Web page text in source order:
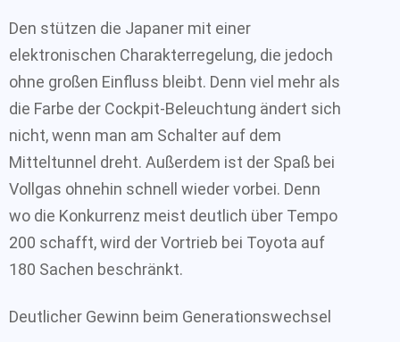
Den stützen die Japaner mit einer
elektronischen Charakterregelung, die jedoch
ohne großen Einfluss bleibt. Denn viel mehr als
die Farbe der Cockpit-Beleuchtung ändert sich
nicht, wenn man am Schalter auf dem
Mitteltunnel dreht. Außerdem ist der Spaß bei
Vollgas ohnehin schnell wieder vorbei. Denn
wo die Konkurrenz meist deutlich über Tempo
200 schafft, wird der Vortrieb bei Toyota auf
180 Sachen beschränkt.
Deutlicher Gewinn beim Generationswechsel